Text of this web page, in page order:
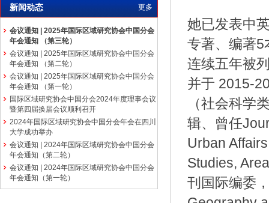
更多
新闻动态
会议通知 | 2025年国际区域研究协会中国分会
年会通知 （第三轮）
会议通知 | 2025年国际区域研究协会中国分会
年会通知 （第二轮）
会议通知 | 2025年国际区域研究协会中国分会
年会通知 （第一轮）
国际区域研究协会中国分会2024年度理事会议
暨第四届换届会议顺利召开
2024年国际区域研究协会中国分会年会在四川
大学成功举办
会议通知 | 2024年国际区域研究协会中国分会
年会通知（第二轮）
会议通知 | 2024年国际区域研究协会中国分会
年会通知（第一轮）
她已发表中
专著、编著5
连续五年被
并于 2015-
（社会科学
辑、曾任
Urban
Studies,
刊国际编委